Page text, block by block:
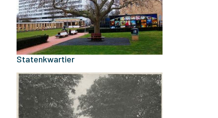
Statenkwartier